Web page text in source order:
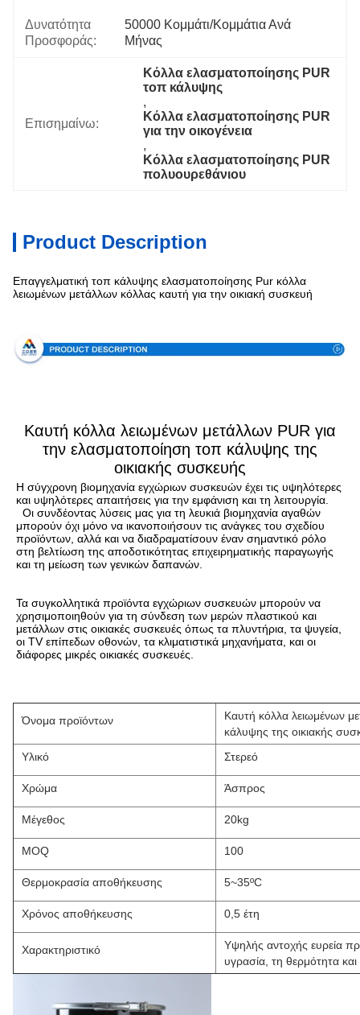
Δυνατότητα
Προσφοράς:
50000 Κομμάτι/κομμάτια Ανά
Μήνας
Επισημαίνω:
Κόλλα ελασματοποίησης PUR
τοπ κάλυψης
,
Κόλλα ελασματοποίησης PUR
για την οικογένεια
,
Κόλλα ελασματοποίησης PUR
πολυουρεθάνιου
Product Description
Επαγγελματική τοπ κάλυψης ελασματοποίησης Pur κόλλα
λειωμένων μετάλλων κόλλας καυτή για την οικιακή συσκευή
Καυτή κόλλα λειωμένων μετάλλων PUR για
την ελασματοποίηση τοπ κάλυψης της
οικιακής συσκευής
Η σύγχρονη βιομηχανία εγχώριων συσκευών έχει τις υψηλότερες
και υψηλότερες απαιτήσεις για την εμφάνιση και τη λειτουργία.
Οι συνδέοντας λύσεις μας για τη λευκιά βιομηχανία αγαθών
μπορούν όχι μόνο να ικανοποιήσουν τις ανάγκες του σχεδίου
προϊόντων, αλλά και να διαδραματίσουν έναν σημαντικό ρόλο
στη βελτίωση της αποδοτικότητας επιχειρηματικής παραγωγής
και τη μείωση των γενικών δαπανών.
Τα συγκολλητικά προϊόντα εγχώριων συσκευών μπορούν να
χρησιμοποιηθούν για τη σύνδεση των μερών πλαστικού και
μετάλλων στις οικιακές συσκευές όπως τα πλυντήρια, τα ψυγεία,
οι TV επίπεδων οθονών, τα κλιματιστικά μηχανήματα, και οι
διάφορες μικρές οικιακές συσκευές.
Όνομα προϊόντων
Καυτή κόλλα λειωμένων
κάλυψης της οικιακής
Υλικό
Στερεό
Χρώμα Άσπρος
Μέγεθος 20kg
MOQ 100
Θερμοκρασία αποθήκευσης 5~35ºC
Χρόνος αποθήκευσης 0,5 έτη
Χαρακτηριστικό
Υψηλής αντοχής ευρεία
υγρασία, τη θερμότητα